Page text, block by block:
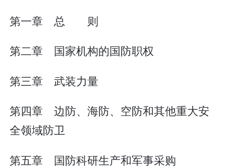
第一章 总 则
第二章 国家机构的国防职权
第三章 武装力量
第四章 边防、海防、空防和其他重大安
全领域防卫
第五章 国防科研生产和军事采购